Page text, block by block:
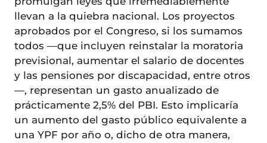
llevan a la quiebra nacional. Los proyectos
aprobados por el Congreso, si los sumamos
todos —que incluyen reinstalar la moratoria
previsional, aumentar el salario de docentes
y las pensiones por discapacidad, entre otros
—, representan un gasto anualizado de
prácticamente 2,5% del PBI. Esto implicaría
un aumento del gasto público equivalente a
una YPF por año o, dicho de otra manera,